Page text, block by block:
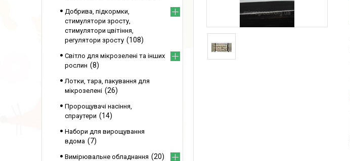
Добрива, підкормки,
стимулятори зросту,
стимулятори цвітіння,
регулятори зросту
108
Світло для мікрозелені та інших
рослин
8
Лотки, тара, пакування для
мікрозелені
26
Пророщувачі насіння,
спраутери
14
Набори для вирощування
вдома
7
Вимірювальне обладнання 20